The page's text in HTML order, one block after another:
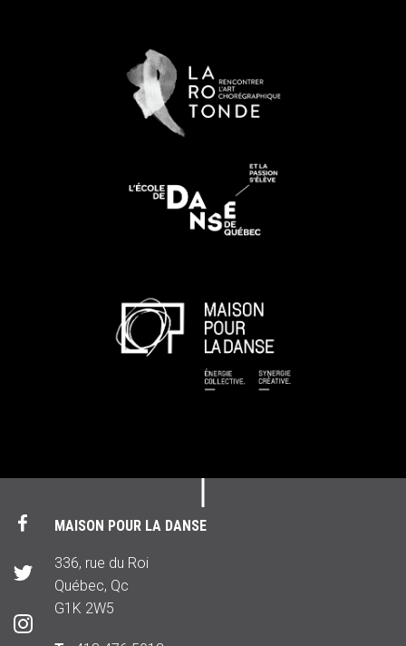
MAISON POUR LA DANSE
336, rue du Roi
Québec, Qc
G1K 2W5